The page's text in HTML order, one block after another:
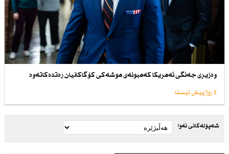
وەزیری جەنگی ئەمریكا كەمبونەی موشەكی كۆگاكانیان رەتدەكاتەوە
2 رۆژ پێش ئێستا
شەپۆلەکانی نەوا